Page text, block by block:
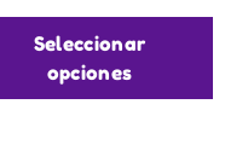
Seleccionar
opciones